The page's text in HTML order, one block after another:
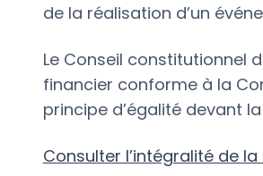
de la réalisation d’un
Le Conseil constitutionnel
financier conforme à la
principe d’égalité devant la
Consulter l’intégralité de